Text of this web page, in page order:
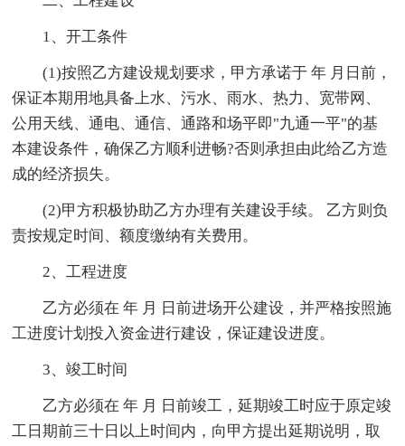
1、开工条件
(1)按照乙方建设规划要求，甲方承诺于 年 月日前，
保证本期用地具备上水、污水、雨水、热力、宽带网、
公用天线、通电、通信、通路和场平即"九通一平"的基
本建设条件，确保乙方顺利进畅?否则承担由此给乙方造
成的经济损失。
(2)甲方积极协助乙方办理有关建设手续。 乙方则负
责按规定时间、额度缴纳有关费用。
2、工程进度
乙方必须在 年 月 日前进场开公建设，并严格按照施
工进度计划投入资金进行建设，保证建设进度。
3、竣工时间
乙方必须在 年 月 日前竣工，延期竣工时应于原定竣
工日期前三十日以上时间内，向甲方提出延期说明，取